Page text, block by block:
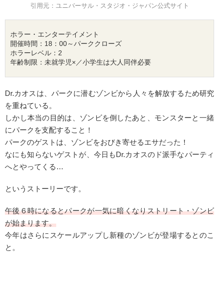
引用元：ユニバーサル・スタジオ・ジャパン公式サイト
ホラー・エンターテイメント
開催時間：18：00～パーククローズ
ホラーレベル：2
年齢制限：未就学児×／小学生は大人同伴必要
Dr.カオスは、パークに潜むゾンビから人々を解放するため研究
を重ねている。
しかし本当の目的は、ゾンビを倒したあと、モンスターと一緒
にパークを支配すること！
パークのゲストは、ゾンビをおびき寄せるエサだった！
なにも知らないゲストが、今日もDr.カオスのド派手なパーティ
へとやってくる…
というストーリーです。
午後６時になるとパークが一気に暗くなりストリート・ゾンビ
が始まります。
今年はさらにスケールアップし新種のゾンビが登場するとのこ
と。